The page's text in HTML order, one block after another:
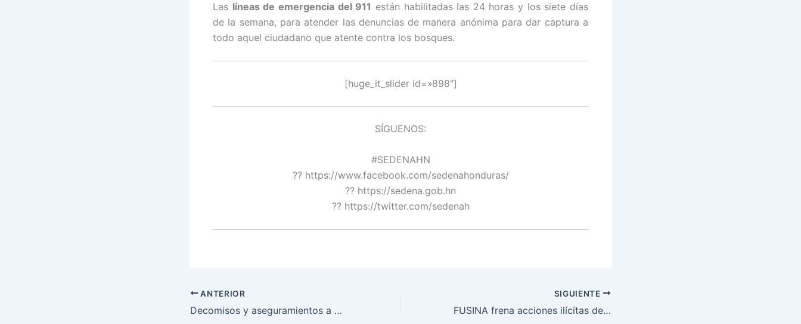
Las líneas de emergencia del 911 están habilitadas las 24 horas y los siete días
de la semana, para atender las denuncias de manera anónima para dar captura a
todo aquel ciudadano que atente contra los bosques.
[huge_it_slider id=»898″]
SÍGUENOS:
#SEDENAHN
?? https://www.facebook.com/sedenahonduras/
?? https://sedena.gob.hn
?? https://twitter.com/sedenah
ANTERIOR
Decomisos y aseguramientos a bandas criminales en Santa Rosa de Copán
SIGUIENTE
FUSINA frena acciones ilícitas del narcotráfico